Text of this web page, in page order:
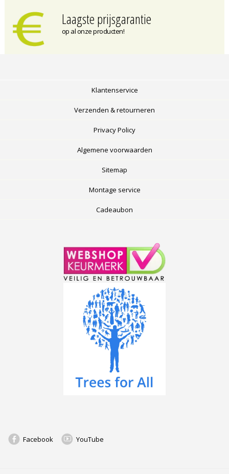
Laagste prijsgarantie
op al onze producten!
Klantenservice
Verzenden & retourneren
Privacy Policy
Algemene voorwaarden
Sitemap
Montage service
Cadeaubon
Facebook YouTube